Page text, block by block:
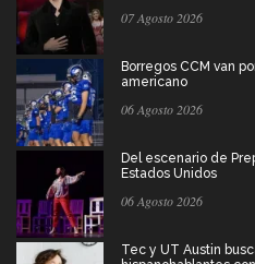
07 Agosto 2026
Borregos CCM van
americano
06 Agosto 2026
Del escenario de
Estados Unidos
06 Agosto 2026
Tec y UT Austin